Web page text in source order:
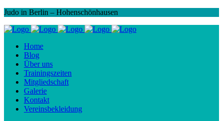
Judo in Berlin – Hohenschönhausen
Home
Blog
Über uns
Trainingszeiten
Mitgliedschaft
Galerie
Kontakt
Vereinsbekleidung